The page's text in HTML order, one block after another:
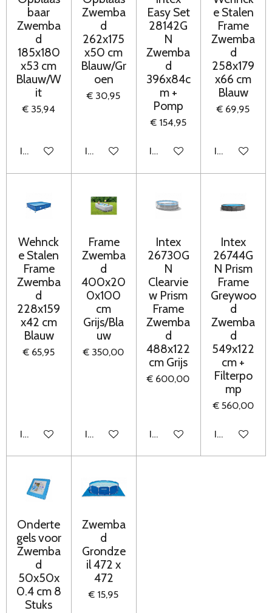
baar
Zwemba
d
185x180
x53 cm
Blauw/W
it
€ 35,94
In winkelwagen
Zwemba
d
262x175
x50 cm
Blauw/Gr
oen
€ 30,95
In winkelwagen
Easy Set
28142G
N
Zwemba
d
396x84c
m +
Pomp
€ 154,95
In winkelwagen
e Stalen
Frame
Zwemba
d
258x179
x66 cm
Blauw
€ 69,95
In
Wehnck
e Stalen
Frame
Zwemba
d
228x159
x42 cm
Blauw
€ 65,95
In winkelwagen
Frame
Zwemba
d
400x20
0x100
cm
Grijs/Bla
uw
€ 350,00
In winkelwagen
Intex
26730G
N
Clearvie
w Prism
Frame
Zwemba
d
488x122
cm Grijs
€ 600,00
In winkelwagen
Intex
26744G
N Prism
Frame
Greywoo
d
Zwemba
d
549x122
cm +
Filterpo
mp
€ 560,00
In
Onderte
gels voor
Zwemba
d
50x50x
0.4 cm 8
Stuks
Zwemba
d
Grondze
il 472 x
472
€ 15,95